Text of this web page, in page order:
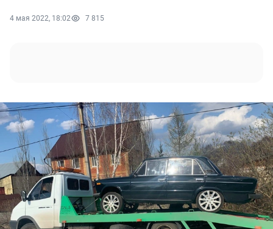
4 мая 2022, 18:02 7 815